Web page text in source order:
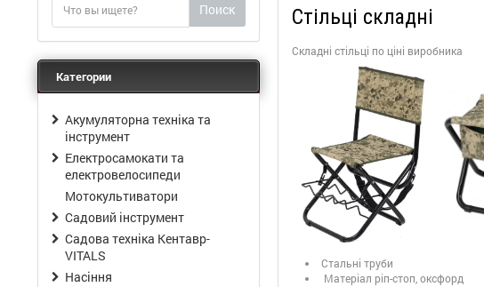
Стільці складні
Складні стільці по ціні виробника
Стальні труби
Матеріал ріп-стоп, оксфорд
Поиск
Категории
Акумуляторна техніка та
інструмент
Електросамокати та
електровелосипеди
Мотокультиватори
Садовий інструмент
Садова техніка Кентавр-
VITALS
Насіння